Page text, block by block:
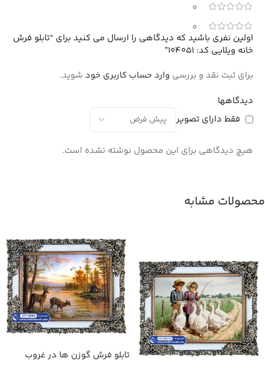
0
0
دیدگاهها
فقط دارای تصویر
هیچ دیدگاهی برای این محصول نوشته نشده است.
اولین نفری باشید که دیدگاهی را ارسال می کنید برای “تابلو فرش
خانه ویلایی کد: 104051”
برای ثبت نقد و بررسی وارد حساب کاربری خود شوید.
محصولات مشابه
تابلو فرش گوزن ها در غروب